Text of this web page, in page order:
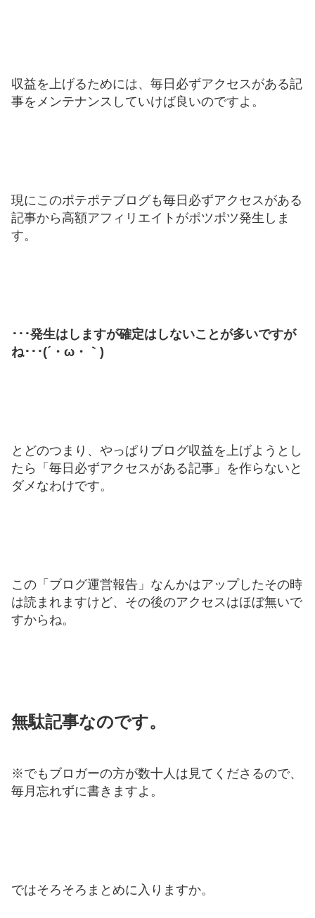
収益を上げるためには、毎日必ずアクセスがある記
事をメンテナンスしていけば良いのですよ。
現にこのポテポテブログも毎日必ずアクセスがある
記事から高額アフィリエイトがポツポツ発生しま
す。
･･･発生はしますが確定はしないことが多いですが
ね･･･(´・ω・｀)
とどのつまり、やっぱりブログ収益を上げようとし
たら「毎日必ずアクセスがある記事」を作らないと
ダメなわけです。
この「ブログ運営報告」なんかはアップしたその時
は読まれますけど、その後のアクセスはほぼ無いで
すからね。
無駄記事なのです。
※でもブロガーの方が数十人は見てくださるので、
毎月忘れずに書きますよ。
ではそろそろまとめに入りますか。